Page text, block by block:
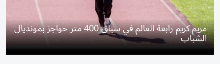
مريم كريم رابعة العالم في سباق 400 متر حواجز بمونديال
الشباب